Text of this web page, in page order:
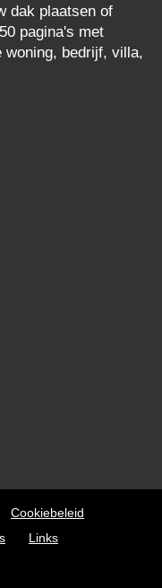
dak plaatsen of
pagina's met
woning, bedrijf, villa,
Cookiebeleid
Links